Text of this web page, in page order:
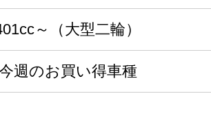
～（大型二輪）
週のお買い得車種